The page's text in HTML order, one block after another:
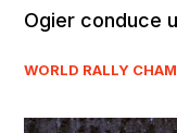
Ogier conduce
WORLD RALLY